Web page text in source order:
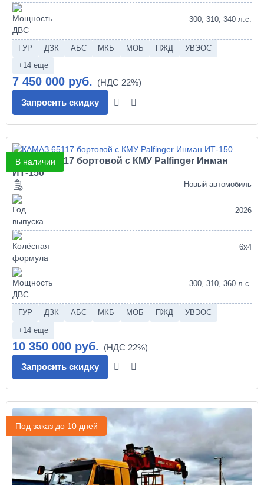
300, 310, 340 л.с.
ГУР ДЗК АБС МКБ МОБ ПЖД
УВЭОС
+14 еще
7 450 000 руб.
Запросить скидку
В наличии
КАМАЗ 65117 бортовой с КМУ Palfinger Инман
ИТ-150
Новый автомобиль
2026
6х4
300, 310, 360 л.с.
ГУР ДЗК АБС МКБ МОБ ПЖД
УВЭОС
+14 еще
10 350 000 руб.
Запросить скидку
Под заказ до 10 дней